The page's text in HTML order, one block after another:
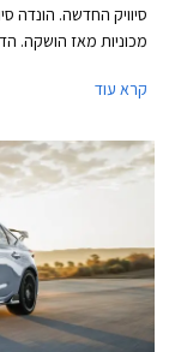
ובגרסת האצ'בק
מצניחה בכמות
המקומי. לאור תג
שהיא לא תצליח
קרא עוד